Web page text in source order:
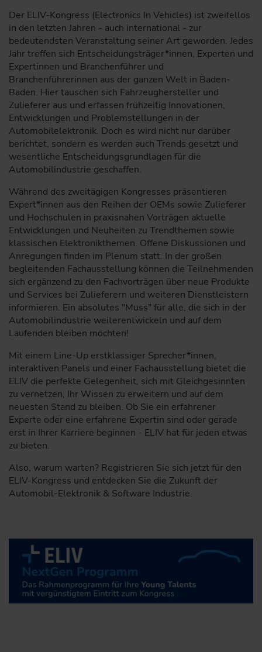
Der ELIV-Kongress (Electronics In Vehicles) ist zweifellos
in den letzten Jahren - auch international - zur
bedeutendsten Veranstaltung seiner Art geworden. Jedes
Jahr treffen sich Entscheidungsträger*innen, Experten und
Expertinnen und Branchenführer und
Branchenführerinnen aus der ganzen Welt in Baden-
Baden. Hier tauschen sich Fahrzeughersteller und
Zulieferer aus und erfassen frühzeitig Innovationen,
Entwicklungen und Problemstellungen in der
Automobilelektronik. Doch es wird nicht nur darüber
berichtet, sondern es werden auch Trends gesetzt und
wesentliche Entscheidungsgrundlagen für die
Automobilindustrie geschaffen.
Während des zweitägigen Kongresses präsentieren
Expert*innen aus den Reihen der OEMs sowie Zulieferer
und Hochschulen in praxisnahen Vorträgen aktuelle
Entwicklungen und Neuheiten zu Trendthemen sowie
klassischen Elektronikthemen. Offene Diskussionen und
Anregungen finden im Plenum statt. In der großen
begleitenden Fachausstellung können die Teilnehmenden
sich ergänzend zu den Fachvorträgen über neue Produkte
und Services bei Zulieferern und weiteren Dienstleistern
informieren. Ein absolutes "Muss" für alle, die sich in der
Automobilindustrie weiterentwickeln und auf dem
Laufenden bleiben möchten!
Mit einem Line-Up erstklassiger Sprecher*innen,
interaktiven Panels und einer Fachausstellung bietet die
ELIV die perfekte Gelegenheit, sich mit Gleichgesinnten
zu vernetzen, Ihr Wissen zu erweitern und auf dem
neuesten Stand zu bleiben. Ob Sie ein erfahrener
Experte oder eine erfahrene Expertin sind oder gerade
erst in Ihrer Karriere beginnen - ELIV hat für jeden etwas
zu bieten.
Also, warum warten? Registrieren Sie sich jetzt für den
ELIV-Kongress und entdecken Sie die Zukunft der
Automobil-Elektronik & Software Industrie.